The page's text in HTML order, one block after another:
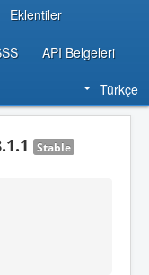
Eklentiler
API Belgeleri
Türkçe
Stable